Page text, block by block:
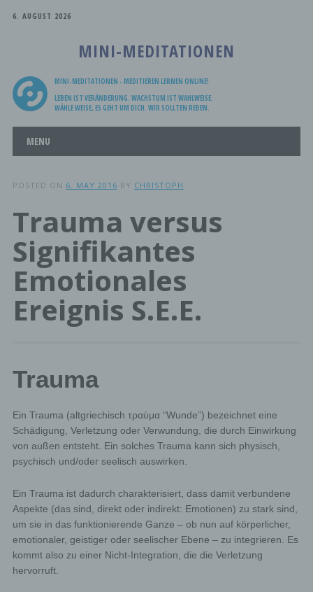
6. AUGUST 2026
MINI-MEDITATIONEN
MINI-MEDITATIONEN - MEDITIEREN LERNEN ONLINE!
LEBEN IST VERÄNDERUNG. WACHSTUM IST WAHLWEISE.
WÄHLE WEISE, ES GEHT UM DICH. WIR SOLLTEN REDEN.
Main menu
MENU
POSTED ON 6. MAY 2016 BY CHRISTOPH
Trauma versus
Signifikantes
Emotionales
Ereignis S.E.E.
Trauma
Ein Trauma (altgriechisch τραύμα “Wunde”) bezeichnet eine
Schädigung, Verletzung oder Verwundung, die durch Einwirkung
von außen entsteht. Ein solches Trauma kann sich physisch,
psychisch und/oder seelisch auswirken.
Ein Trauma ist dadurch charakterisiert, dass damit verbundene
Aspekte (das sind, direkt oder indirekt: Emotionen) zu stark sind,
um sie in das funktionierende Ganze – ob nun auf körperlicher,
emotionaler, geistiger oder seelischer Ebene – zu integrieren. Es
kommt also zu einer Nicht-Integration, die die Verletzung
hervorruft.